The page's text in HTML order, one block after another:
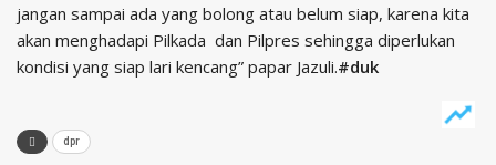
jangan sampai ada yang bolong atau belum siap, karena kita
akan menghadapi Pilkada dan Pilpres sehingga diperlukan
kondisi yang siap lari kencang” papar Jazuli.#duk
dpr